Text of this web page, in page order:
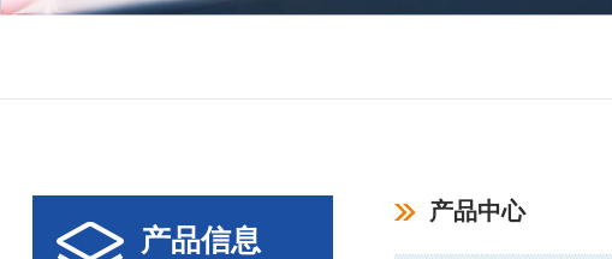
产品信息
产品中心